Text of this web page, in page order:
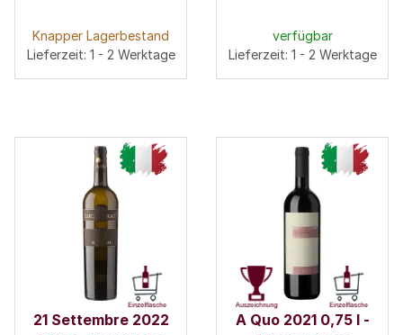
Knapper Lagerbestand
Lieferzeit: 1 - 2 Werktage
verfügbar
Lieferzeit: 1 - 2 Werktage
21 Settembre 2022
A Quo 2021 0,75 l -